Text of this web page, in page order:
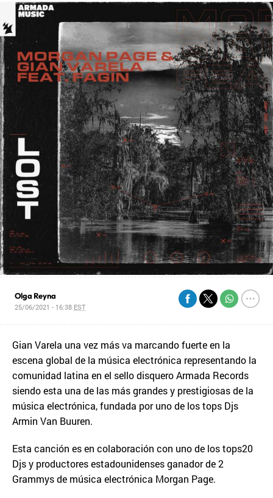
Olga Reyna
25/06/2021 - 16:38 EST
Gian Varela una vez más va marcando fuerte en la
escena global de la música electrónica representando la
comunidad latina en el sello disquero Armada Records
siendo esta una de las más grandes y prestigiosas de la
música electrónica, fundada por uno de los tops Djs
Armin Van Buuren.
Esta canción es en colaboración con uno de los tops20
Djs y productores estadounidenses ganador de 2
Grammys de música electrónica Morgan Page.